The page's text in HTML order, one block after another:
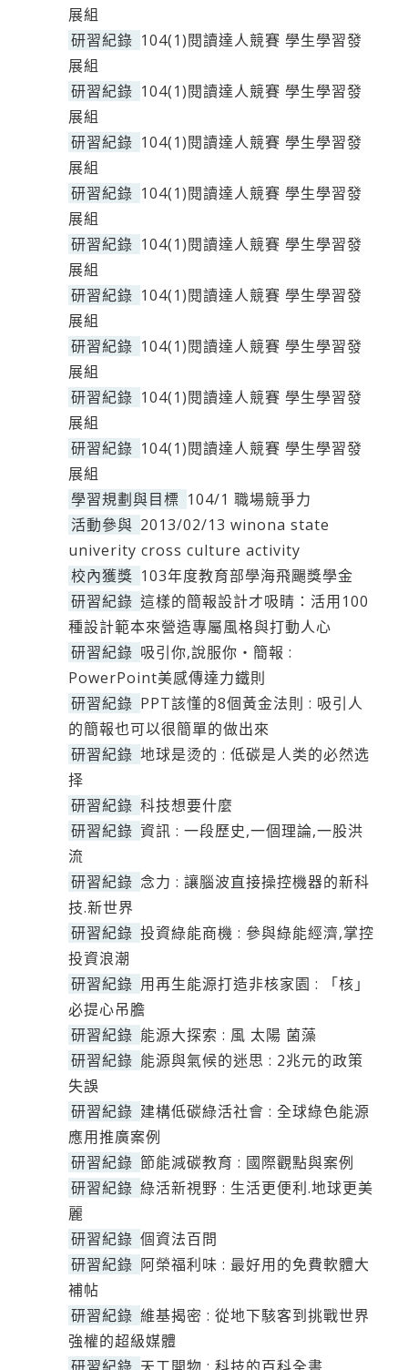
展組
研習紀錄 104(1)閱讀達人競賽 學生學習發
展組
研習紀錄 104(1)閱讀達人競賽 學生學習發
展組
研習紀錄 104(1)閱讀達人競賽 學生學習發
展組
研習紀錄 104(1)閱讀達人競賽 學生學習發
展組
研習紀錄 104(1)閱讀達人競賽 學生學習發
展組
研習紀錄 104(1)閱讀達人競賽 學生學習發
展組
研習紀錄 104(1)閱讀達人競賽 學生學習發
展組
研習紀錄 104(1)閱讀達人競賽 學生學習發
展組
研習紀錄 104(1)閱讀達人競賽 學生學習發
展組
學習規劃與目標 104/1 職場競爭力
活動參與 2013/02/13 winona state
univerity cross culture activity
校內獲獎 103年度教育部學海飛颺獎學金
研習紀錄 這樣的簡報設計才吸睛：活用100
種設計範本來營造專屬風格與打動人心
研習紀錄 吸引你,說服你‧簡報 :
PowerPoint美感傳達力鐵則
研習紀錄 PPT該懂的8個黃金法則 : 吸引人
的簡報也可以很簡單的做出來
研習紀錄 地球是烫的 : 低碳是人类的必然选
择
研習紀錄 科技想要什麼
研習紀錄 資訊 : 一段歷史,一個理論,一股洪
流
研習紀錄 念力 : 讓腦波直接操控機器的新科
技.新世界
研習紀錄 投資綠能商機 : 參與綠能經濟,掌控
投資浪潮
研習紀錄 用再生能源打造非核家園 : 「核」
必提心吊膽
研習紀錄 能源大探索 : 風 太陽 菌藻
研習紀錄 能源與氣候的迷思 : 2兆元的政策
失誤
研習紀錄 建構低碳綠活社會 : 全球綠色能源
應用推廣案例
研習紀錄 節能減碳教育 : 國際觀點與案例
研習紀錄 綠活新視野 : 生活更便利.地球更美
麗
研習紀錄 個資法百問
研習紀錄 阿榮福利味 : 最好用的免費軟體大
補帖
研習紀錄 維基揭密 : 從地下駭客到挑戰世界
強權的超級媒體